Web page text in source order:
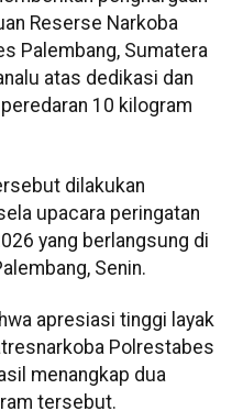
Reserse Narkoba
Palembang, Sumatera
atas dedikasi dan
10 kilogram
dilakukan
upacara peringatan
yang berlangsung di
Senin.
apresiasi tinggi layak
Polrestabes
menangkap dua
tersebut.